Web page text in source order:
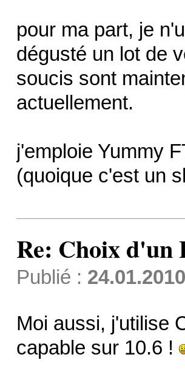
pour ma part, je
dégusté un lot de
soucis sont
actuellement.
j'emploie Yummy
(quoique c'est un
Re: Choix
Publié :
Moi aussi, j'utilise
capable sur 10.6 !